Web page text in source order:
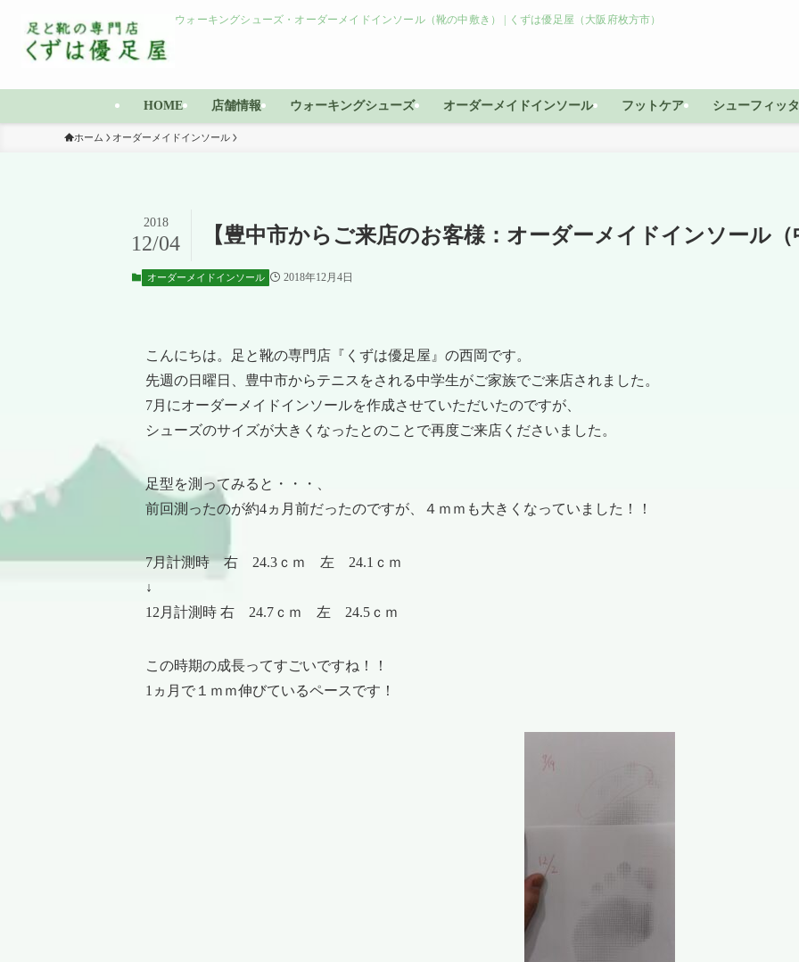
ウォーキングシューズ・オーダーメイドインソール（靴の中敷き） | くずは優足屋（大阪府枚方市）
HOME 店舗情報 ウォーキングシューズ オーダーメイドインソール フットケア シューフィッ
ホーム オーダーメイドインソール
【豊中市からご来店のお客様：オーダーメイドインソール
2018
12/04
オーダーメイドインソール 2018年12月4日
こんにちは。足と靴の専門店『くずは優足屋』の西岡です。
先週の日曜日、豊中市からテニスをされる中学生がご家族でご来店されました。
7月にオーダーメイドインソールを作成させていただいたのですが、
シューズのサイズが大きくなったとのことで再度ご来店くださいました。
足型を測ってみると・・・、
前回測ったのが約4ヵ月前だったのですが、４ｍｍも大きくなっていました！！
7月計測時 右 24.3ｃｍ 左 24.1ｃｍ
↓
12月計測時 右 24.7ｃｍ 左 24.5ｃｍ
この時期の成長ってすごいですね！！
1ヵ月で１ｍｍ伸びているペースです！